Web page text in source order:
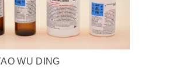
WU DING